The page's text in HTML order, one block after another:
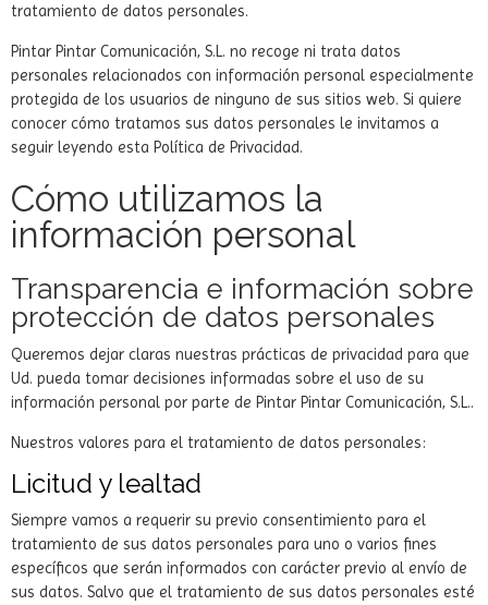
tratamiento de datos personales.
Pintar Pintar Comunicación, S.L. no recoge ni trata datos
personales relacionados con información personal especialmente
protegida de los usuarios de ninguno de sus sitios web. Si quiere
conocer cómo tratamos sus datos personales le invitamos a
seguir leyendo esta Política de Privacidad.
Cómo utilizamos la
información personal
Transparencia e información sobre
protección de datos personales
Queremos dejar claras nuestras prácticas de privacidad para que
Ud. pueda tomar decisiones informadas sobre el uso de su
información personal por parte de Pintar Pintar Comunicación, S.L..
Nuestros valores para el tratamiento de datos personales:
Licitud y lealtad
Siempre vamos a requerir su previo consentimiento para el
tratamiento de sus datos personales para uno o varios fines
específicos que serán informados con carácter previo al envío de
sus datos. Salvo que el tratamiento de sus datos personales esté